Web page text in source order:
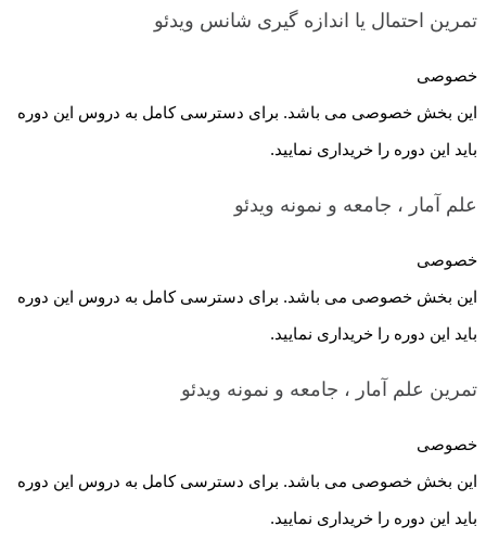
تمرین احتمال یا اندازه گیری شانس ویدئو
خصوصی
این بخش خصوصی می باشد. برای دسترسی کامل به دروس این دوره
باید این دوره را خریداری نمایید.
علم آمار ، جامعه و نمونه ویدئو
خصوصی
این بخش خصوصی می باشد. برای دسترسی کامل به دروس این دوره
باید این دوره را خریداری نمایید.
تمرین علم آمار ، جامعه و نمونه ویدئو
خصوصی
این بخش خصوصی می باشد. برای دسترسی کامل به دروس این دوره
باید این دوره را خریداری نمایید.